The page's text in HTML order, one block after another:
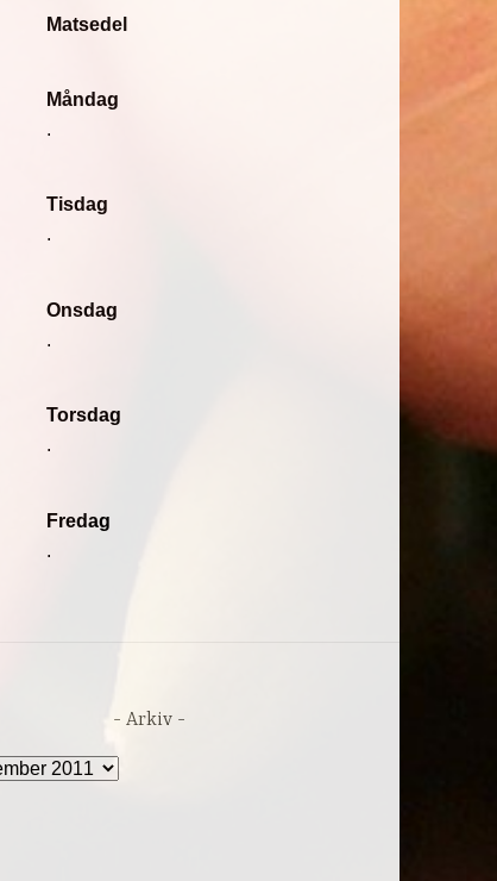
Matsedel
Måndag
.
Tisdag
.
Onsdag
.
Torsdag
.
Fredag
.
Arkiv